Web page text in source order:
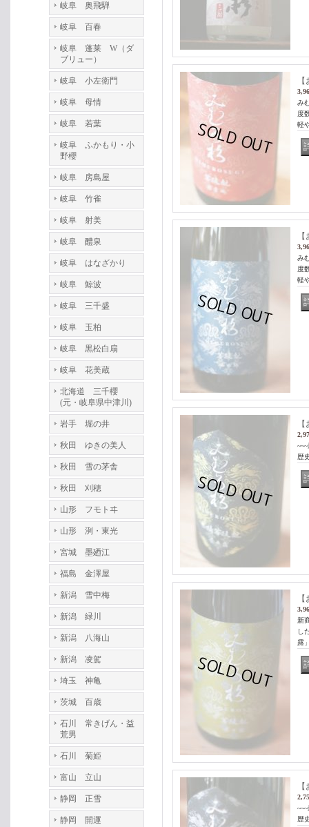
岐阜 奥飛騨
岐阜 百春
岐阜 蓬莱 W（ダ
ブリュー）
岐阜 小左衛門
岐阜 母情
岐阜 若葉
岐阜 ふかもり・小
野櫻
岐阜 房島屋
岐阜 竹雀
岐阜 射美
岐阜 醴泉
岐阜 はなざかり
岐阜 鯨波
岐阜 三千盛
岐阜 玉柏
岐阜 黒松白扇
岐阜 花美蔵
北海道 三千櫻
(元・岐阜県中津川)
岩手 堀の井
秋田 ゆきの美人
秋田 雪の茅舎
秋田 刈穂
山形 フモトヰ
山形 洌・東光
宮城 墨廼江
福島 金澤屋
新潟 雪中梅
新潟 緑川
新潟 八海山
新潟 凌駕
埼玉 神亀
茨城 百歳
石川 常きげん・益
荒男
石川 菊姫
富山 立山
静岡 正雪
静岡 開運
み
度
軽
み
度
軽
歴
新
し
露
歴